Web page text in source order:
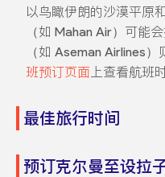
以鸟瞰伊朗的沙漠平原
（如 Mahan Air）可能
（如 Aseman Airlines
班预订页面 上查看航班
最佳旅行时间
预订克尔曼至设拉